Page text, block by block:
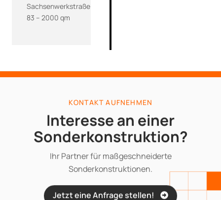
Sachsenwerkstraße
83 – 2000 qm
KONTAKT AUFNEHMEN
Interesse an einer
Sonderkonstruktion?
Ihr Partner für maßgeschneiderte
Sonderkonstruktionen.
Jetzt eine Anfrage stellen!